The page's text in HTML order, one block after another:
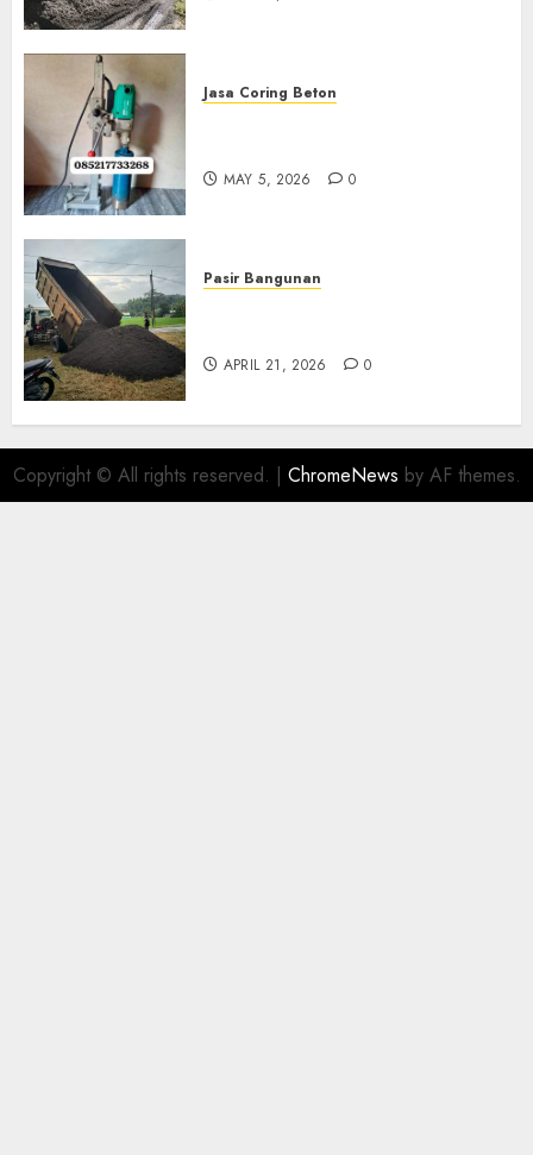
Jasa Coring Beton
MAY 5, 2026 0
Pasir Bangunan
APRIL 21, 2026 0
Copyright © All rights reserved. | ChromeNews by AF themes.